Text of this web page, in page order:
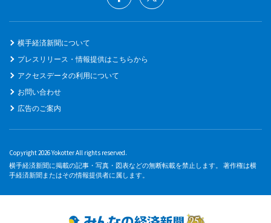
横手経済新聞について
プレスリリース・情報提供はこちらから
アクセスデータの利用について
お問い合わせ
広告のご案内
Copyright 2026 Yokotter All rights reserved.
横手経済新聞に掲載の記事・写真・図表などの無断転載を禁止します。 著作権は横
手経済新聞またはその情報提供者に属します。